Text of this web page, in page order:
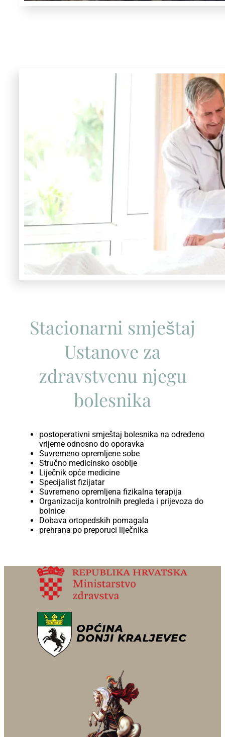
Stacionarni smještaj
Ustanove za
zdravstvenu njegu
bolesnika
postoperativni smještaj bolesnika na određeno
vrijeme odnosno do oporavka
Suvremeno opremljene sobe
Stručno medicinsko osoblje
Liječnik opće medicine
Specijalist fizijatar
Suvremeno opremljena fizikalna terapija
Organizacija kontrolnih pregleda i prijevoza do
bolnice
Dobava ortopedskih pomagala
prehrana po preporuci liječnika